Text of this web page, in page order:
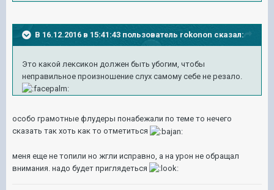
В 16.12.2016 в 15:41:43 пользователь rokonon сказал:
Это какой лексикон должен быть убогим, чтобы
неправильное произношение слух самому себе не резало.
особо грамотные флудеры понабежали по теме то нечего
сказать так хоть как то отметиться
меня еще не топили но жгли исправно, а на урон не обращал
внимания. надо будет приглядеться